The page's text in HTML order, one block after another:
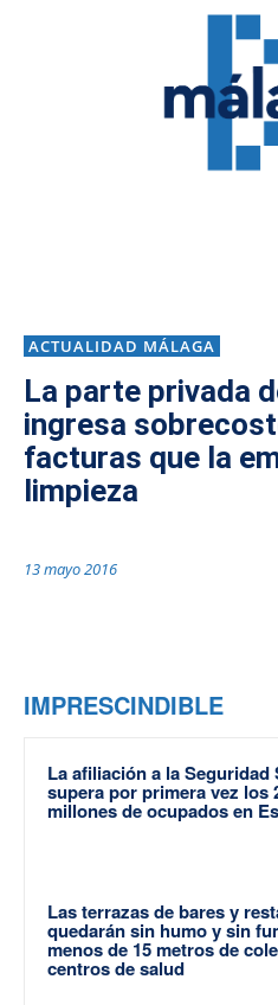
ACTUALIDAD MÁLAGA
La parte privada
ingresa
facturas que la
limpieza
13 mayo 2016
IMPRESCINDIBLE
La afiliación a la Seguridad
supera por primera vez los
millones de ocupados en
Las terrazas de bares y
quedarán sin humo y sin
menos de 15 metros de
centros de salud